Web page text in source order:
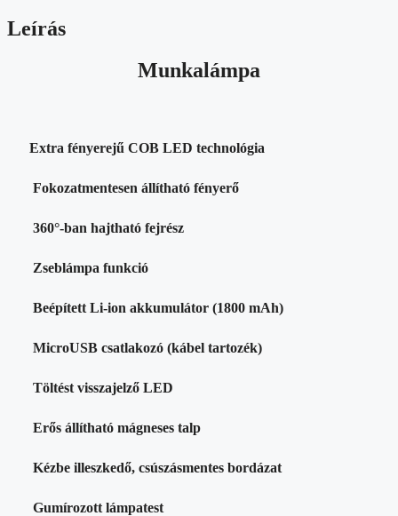
Leírás
Munkalámpa
Extra fényerejű COB LED technológia
Fokozatmentesen állítható fényerő
360°-ban hajtható fejrész
Zseblámpa funkció
Beépített Li-ion akkumulátor (1800 mAh)
MicroUSB csatlakozó (kábel tartozék)
Töltést visszajelző LED
Erős állítható mágneses talp
Kézbe illeszkedő, csúszásmentes bordázat
Gumírozott lámpatest